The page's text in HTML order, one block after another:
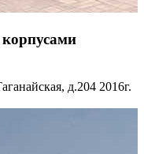
д.204 2016г.